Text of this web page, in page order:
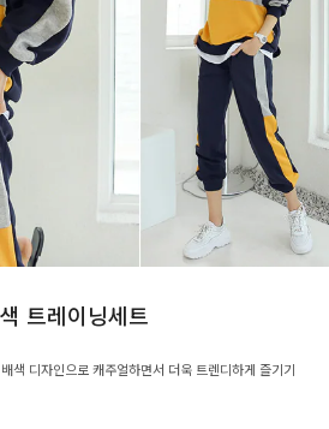
트레이닝세트
색 디자인으로 캐주얼하면서 더욱 트렌디하게 즐기기